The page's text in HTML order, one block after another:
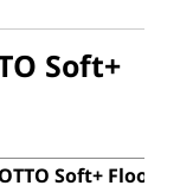
Soft+
Soft+ Floor